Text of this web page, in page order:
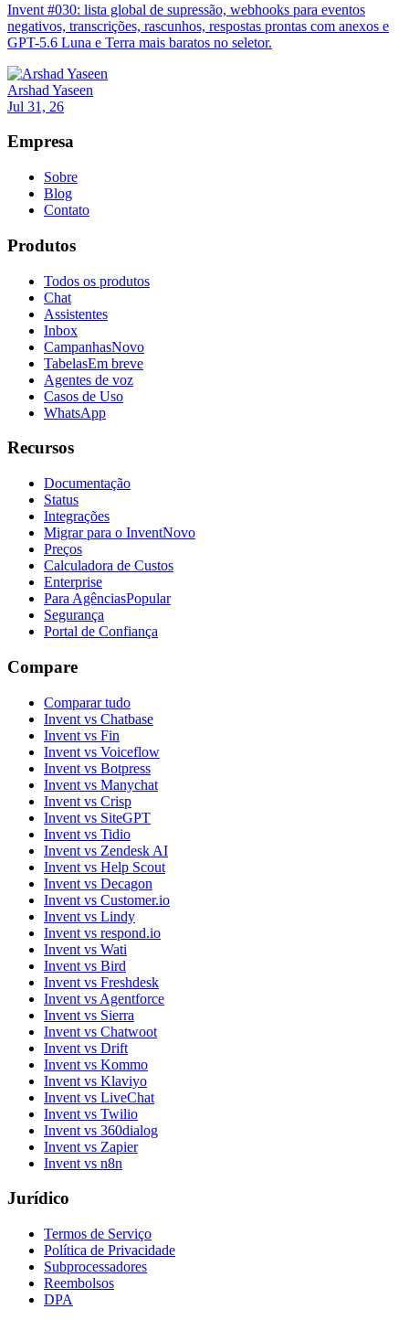
Invent #030: lista global de supressão, webhooks para eventos
negativos, transcrições, rascunhos, respostas prontas com anexos e
GPT-5.6 Luna e Terra mais baratos no seletor.
Arshad Yaseen
Jul 31, 26
Empresa
Sobre
Blog
Contato
Produtos
Todos os produtos
Chat
Assistentes
Inbox
CampanhasNovo
TabelasEm breve
Agentes de voz
Casos de Uso
WhatsApp
Recursos
Documentação
Status
Integrações
Migrar para o InventNovo
Preços
Calculadora de Custos
Enterprise
Para AgênciasPopular
Segurança
Portal de Confiança
Compare
Comparar tudo
Invent vs Chatbase
Invent vs Fin
Invent vs Voiceflow
Invent vs Botpress
Invent vs Manychat
Invent vs Crisp
Invent vs SiteGPT
Invent vs Tidio
Invent vs Zendesk AI
Invent vs Help Scout
Invent vs Decagon
Invent vs Customer.io
Invent vs Lindy
Invent vs respond.io
Invent vs Wati
Invent vs Bird
Invent vs Freshdesk
Invent vs Agentforce
Invent vs Sierra
Invent vs Chatwoot
Invent vs Drift
Invent vs Kommo
Invent vs Klaviyo
Invent vs LiveChat
Invent vs Twilio
Invent vs 360dialog
Invent vs Zapier
Invent vs n8n
Jurídico
Termos de Serviço
Política de Privacidade
Subprocessadores
Reembolsos
DPA